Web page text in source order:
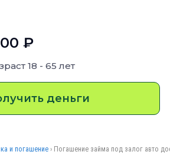
₽
18 - 65 лет
деньги
и погашение › Погашение займа под залог авто